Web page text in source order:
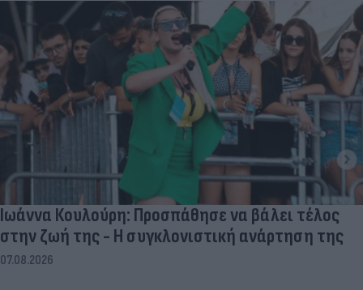
Ιωάννα Κουλούρη: Προσπάθησε να βάλει τέλος
στην ζωή της - Η συγκλονιστική ανάρτηση της
07.08.2026